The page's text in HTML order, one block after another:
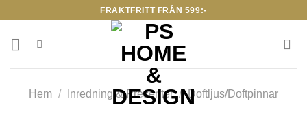
content
FRAKTFRITT FRÅN 599:-
Hem / Inredning & Presenter / Doftljus/Doftpinnar